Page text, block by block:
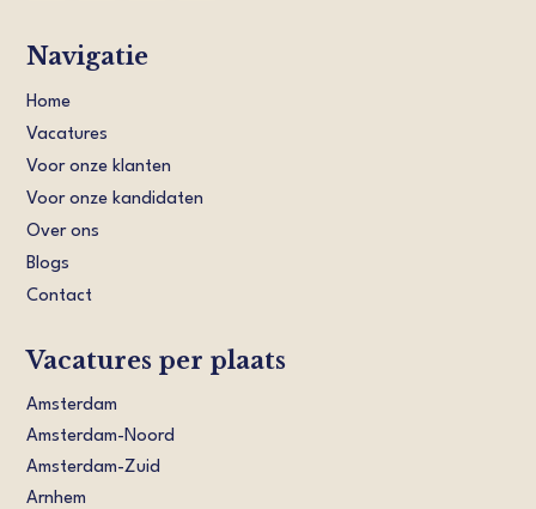
Navigatie
Home
Vacatures
Voor onze klanten
Voor onze kandidaten
Over ons
Blogs
Contact
Vacatures per plaats
Amsterdam
Amsterdam-Noord
Amsterdam-Zuid
Arnhem